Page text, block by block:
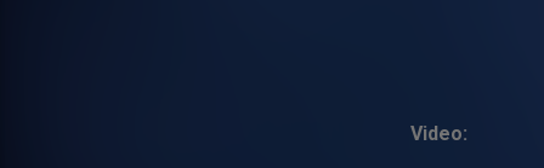
Video: